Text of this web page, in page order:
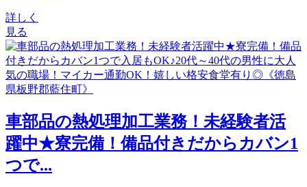
詳しく
見る
車部品の熱処理加工業務！未経験者活
躍中★寮完備！備品付きだからカバン1
つで...